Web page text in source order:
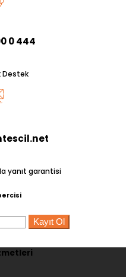
0 444
Destek
yanıt garantisi
Kayıt Ol